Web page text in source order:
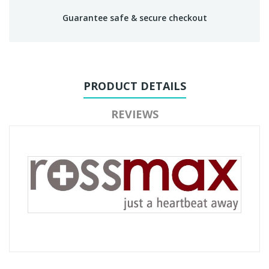
Guarantee safe & secure checkout
PRODUCT DETAILS
REVIEWS